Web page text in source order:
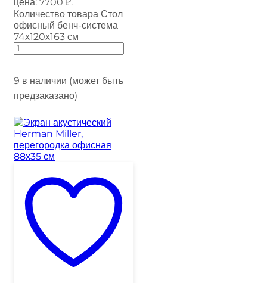
Количество товара Стол
офисный бенч-система
74х120х163 см
9 в наличии (может быть
предзаказано)